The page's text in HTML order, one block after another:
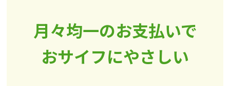
月々均一のお支払いで
おサイフにやさしい